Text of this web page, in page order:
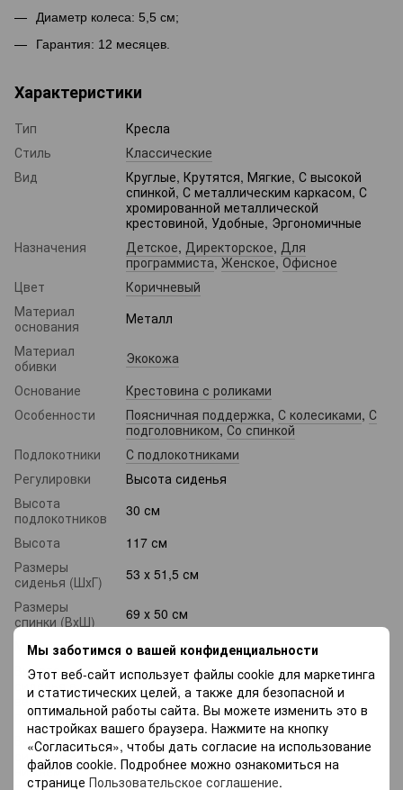
Мы заботимся о вашей конфиденциальности
Этот веб-сайт использует файлы cookie для маркетинга
и статистических целей, а также для безопасной и
оптимальной работы сайта. Вы можете изменить это в
настройках вашего браузера. Нажмите на кнопку
«Согласиться», чтобы дать согласие на использование
файлов cookie. Подробнее можно ознакомиться на
странице Пользовательское соглашение.
Диаметр колеса: 5,5 см;
Гарантия: 12 месяцев.
Характеристики
Тип
Кресла
Стиль
Классические
Вид
Круглые, Крутятся, Мягкие, С высокой
спинкой, С металлическим каркасом, С
хромированной металлической
крестовиной, Удобные, Эргономичные
Назначения
Детское, Директорское, Для
программиста,Женское,Офисное
Цвет
Коричневый
Материал
основания
Металл
Материал
обивки
Экокожа
Основание
Крестовина с роликами
Особенности
Поясничная поддержка, С колесиками, С
подголовником,Со спинкой
Подлокотники
С подлокотниками
Регулировки
Высота сиденья
Высота
подлокотников
30 см
Высота
117 см
Размеры
сиденья (ШхГ)
53 х 51,5 см
Размеры
спинки (ВхШ)
69 х 50 см
Механизмы
Газ-лифт
Высота
сиденья в
верхнем
положении, мм
525
Высота
сиденья в
нижнем
положении, мм
450